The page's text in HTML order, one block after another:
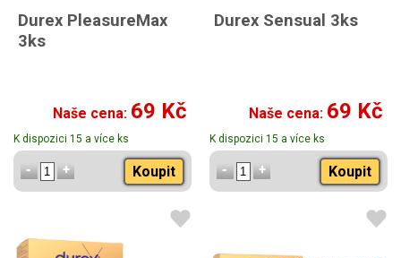
Durex PleasureMax
3ks
Naše cena: 69 Kč
K dispozici 15 a více ks
Koupit
Durex Sensual 3ks
Naše cena: 69 Kč
K dispozici 15 a více ks
Koupit